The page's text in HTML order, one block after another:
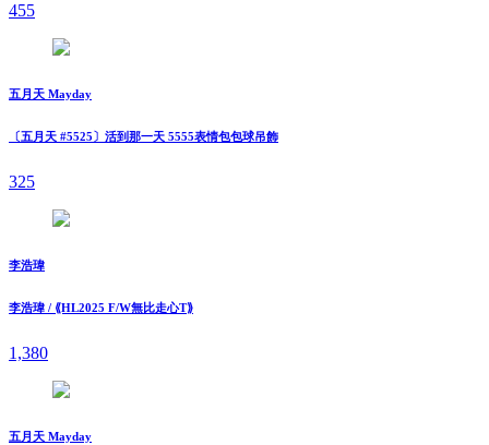
455
五月天 Mayday
〔五月天 #5525〕活到那一天 5555表情包包球吊飾
325
李浩瑋
李浩瑋 / ⟪HL2025 F/W無比走⼼T⟫
1,380
五月天 Mayday